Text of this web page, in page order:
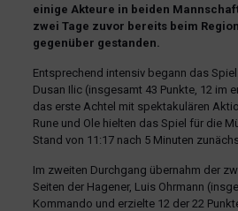
einige Akteure in beiden
zwei Tage zuvor bereits beim
gegenüber gestanden.
Entsprechend intensiv begann das
Dusan Ilic (insgesamt 43 Punkte, 12 im
das erste Achtel mit spektakulären
Rune und Ole hielten das Spiel für die
Stand von 11:17 nach 5 Minuten
Im zweiten Durchgang übernahm der
Seiten der Hagener, Luis Ohrmann
Kommando und erzielte 12 der 22